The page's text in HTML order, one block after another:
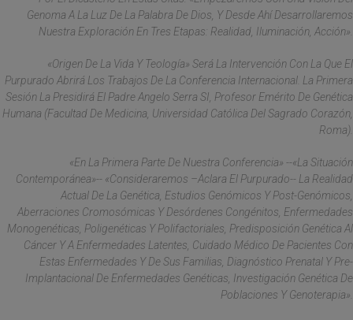
Genoma A La Luz De La Palabra De Dios, Y Desde Ahí Desarrollaremos
Nuestra Exploración En Tres Etapas: Realidad, Iluminación, Acción».
«Origen De La Vida Y Teología» Será La Intervención Con La Que El
Purpurado Abrirá Los Trabajos De La Conferencia Internacional. La Primera
Sesión La Presidirá El Padre Angelo Serra SI, Profesor Emérito De Genética
Humana (Facultad De Medicina, Universidad Católica Del Sagrado Corazón,
Roma).
«En La Primera Parte De Nuestra Conferencia» --«La Situación
Contemporánea»-- «consideraremos –aclara El Purpurado-- La Realidad
Actual De La Genética, Estudios Genómicos Y Post-Genómicos,
Aberraciones Cromosómicas Y Desórdenes Congénitos, Enfermedades
Monogenéticas, Poligenéticas Y Polifactoriales, Predisposición Genética Al
Cáncer Y A Enfermedades Latentes, Cuidado Médico De Pacientes Con
Estas Enfermedades Y De Sus Familias, Diagnóstico Prenatal Y Pre-
Implantacional De Enfermedades Genéticas, Investigación Genética De
Poblaciones Y Genoterapia».